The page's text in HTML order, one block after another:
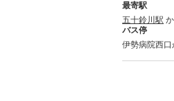
最寄駅
五十鈴川駅
バス停
伊勢病院西口